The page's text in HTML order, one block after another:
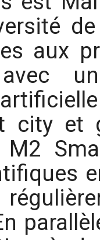
aux
avec
city et